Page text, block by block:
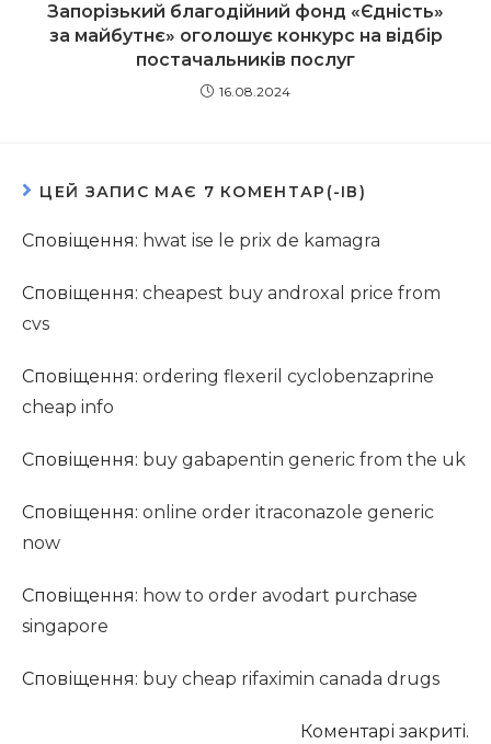
Запорізький благодійний фонд «Єдність»
за майбутнє» оголошує конкурс на відбір
постачальників послуг
16.08.2024
ЦЕЙ ЗАПИС МАЄ 7 КОМЕНТАР(-ІВ)
Сповіщення: hwat ise le prix de kamagra
Сповіщення: cheapest buy androxal price from
cvs
Сповіщення: ordering flexeril cyclobenzaprine
cheap info
Сповіщення: buy gabapentin generic from the uk
Сповіщення: online order itraconazole generic
now
Сповіщення: how to order avodart purchase
singapore
Сповіщення: buy cheap rifaximin canada drugs
Коментарі закриті.